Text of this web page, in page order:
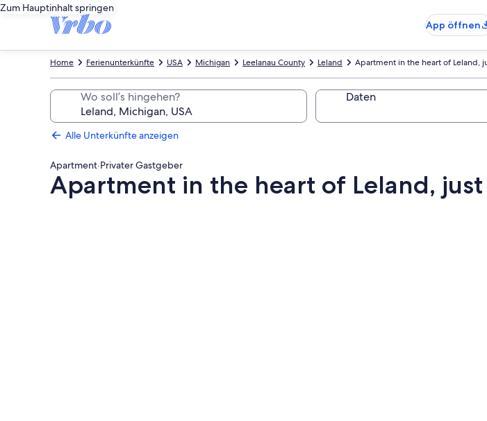
Zum Hauptinhalt springen
App öffnen
Apartment in the heart of Leland,
Leland
Leelanau County
Michigan
USA
Ferienunterkünfte
Home
Wo soll’s hingehen? Daten
Alle Unterkünfte anzeigen
Apartment·Privater Gastgeber
Apartment in the heart of Leland,